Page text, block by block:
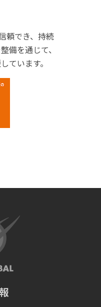
頼でき、持続
備を通じて、
ています。